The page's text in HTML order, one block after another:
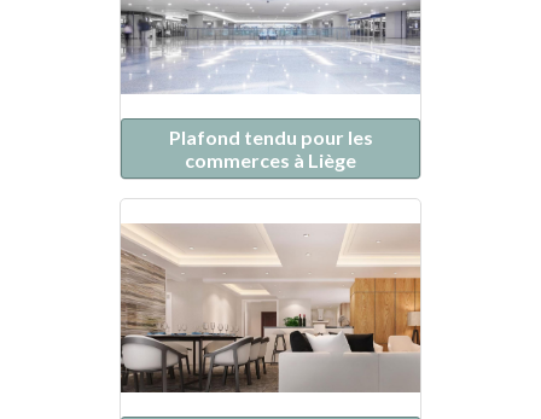
Plafond tendu pour les
commerces à Liège